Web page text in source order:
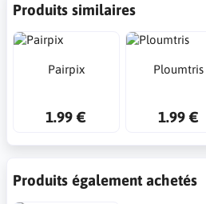
Produits similaires
Pairpix
1.99 €
Ploumtris
1.99 €
Produits également achetés